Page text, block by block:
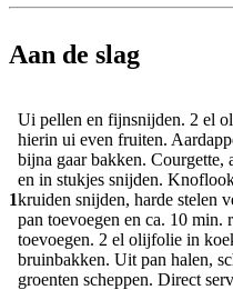
Aan de slag
1
Ui pellen en fijnsnijden. 2 el
hierin ui even fruiten.
bijna gaar bakken. Courgette,
en in stukjes snijden.
kruiden snijden, harde stelen
pan toevoegen en ca. 10 min.
toevoegen. 2 el olijfolie in
bruinbakken. Uit pan halen,
groenten scheppen. Direct